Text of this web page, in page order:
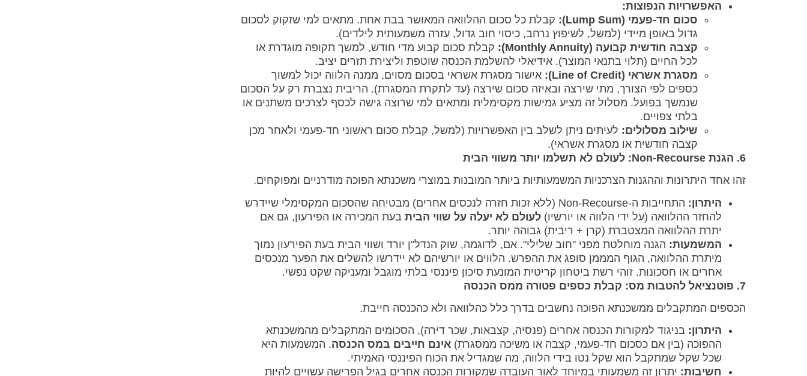
האפשרויות הנפוצות:
סכום חד-פעמי (Lump Sum):
קבלת כל סכום ההלוואה המאושר בבת אחת. מתאים למי שזקוק לסכום
גדול באופן מיידי (למשל, לשיפוץ נרחב, כיסוי חוב גדול, עזרה משמעותית לילדים).
קצבה חודשית קבועה (Monthly Annuity):
קבלת סכום קבוע מדי חודש, למשך תקופה מוגדרת או
לכל החיים (תלוי בתנאי המוצר). אידיאלי להשלמת הכנסה שוטפת וליצירת תזרים יציב.
מסגרת אשראי (Line of Credit):
אישור מסגרת אשראי בסכום מסוים, ממנה הלווה יכול למשוך
כספים לפי הצורך, מתי שירצה ובאיזה סכום שירצה (עד לתקרת המסגרת). הריבית נצברת רק על הסכום
שנמשך בפועל. מסלול זה מציע גמישות מקסימלית ומתאים למי שרוצה גישה לכסף לצרכים משתנים או
בלתי צפויים.
שילוב מסלולים: לעיתים ניתן לשלב בין האפשרויות (למשל, קבלת סכום ראשוני חד-פעמי ולאחר מכן
קצבה חודשית או מסגרת אשראי).
6. הגנת Non-Recourse: לעולם לא תשלמו יותר משווי הבית
זהו אחד היתרונות וההגנות הצרכניות המשמעותיות ביותר המובנות במוצרי משכנתא הפוכה מודרניים ומפוקחים.
היתרון:
התחייבות ה-Non-Recourse (ללא זכות חזרה לנכסים אחרים) מבטיחה שהסכום המקסימלי שיידרש
להחזר ההלוואה (על ידי הלווה או יורשיו) לעולם לא יעלה על שווי הבית בעת המכירה או הפירעון, גם אם
יתרת ההלוואה המצטברת (קרן + ריבית) גבוהה יותר.
המשמעות: הגנה מוחלטת מפני "חוב שלילי". אם, לדוגמה, שוק הנדל"ן יורד ושווי הבית בעת הפירעון נמוך
מיתרת ההלוואה, הגוף המממן סופג את ההפרש. הלווים או יורשיהם לא יידרשו להשלים את הפער מנכסים
אחרים או חסכונות. זוהי רשת ביטחון קריטית המונעת סיכון פיננסי בלתי מוגבל ומעניקה שקט נפשי.
7. פוטנציאל להטבות מס: קבלת כספים פטורה ממס הכנסה
הכספים המתקבלים ממשכנתא הפוכה נחשבים בדרך כלל כהלוואה ולא כהכנסה חייבת.
היתרון: בניגוד למקורות הכנסה אחרים (פנסיה, קצבאות, שכר דירה), הסכומים המתקבלים מהמשכנתא
ההפוכה (בין אם כסכום חד-פעמי, קצבה או משיכה ממסגרת) אינם חייבים במס הכנסה. המשמעות היא
שכל שקל שמתקבל הוא שקל נטו בידי הלווה, מה שמגדיל את הכוח הפיננסי האמיתי.
חשיבות: יתרון זה משמעותי במיוחד לאור העובדה שמקורות הכנסה אחרים בגיל הפרישה עשויים להיות